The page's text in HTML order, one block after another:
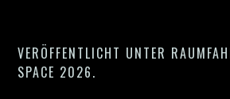
VERÖFFENTLICHT UNTER
SPACE 2026.